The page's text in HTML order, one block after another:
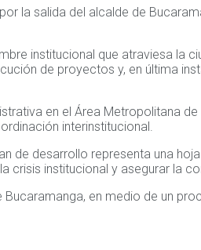
la salida del alcalde de
institucional que atraviesa la
de proyectos y, en última
en el Área Metropolitana
interinstitucional.
de desarrollo representa una
institucional y asegurar la
en medio de un